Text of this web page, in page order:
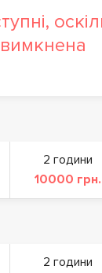
2 години
10000 грн.
2 години